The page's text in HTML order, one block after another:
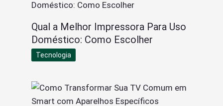
Qual a Melhor Impressora Para Uso
Doméstico: Como Escolher
Tecnologia